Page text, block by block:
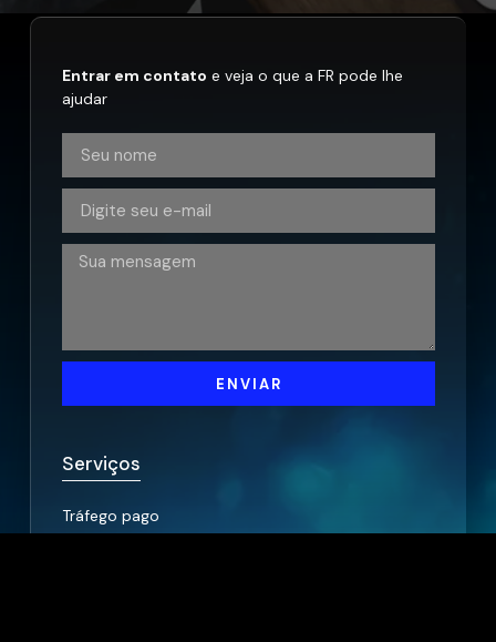
Entrar em contato e veja o que a FR pode lhe
ajudar
ENVIAR
Serviços
Tráfego pago